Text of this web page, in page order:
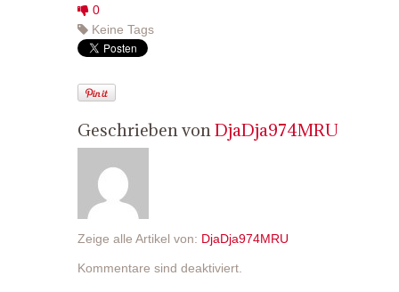
0
Keine Tags
Geschrieben vonDjaDja974MRU
Zeige alle Artikel von: DjaDja974MRU
Kommentare sind deaktiviert.